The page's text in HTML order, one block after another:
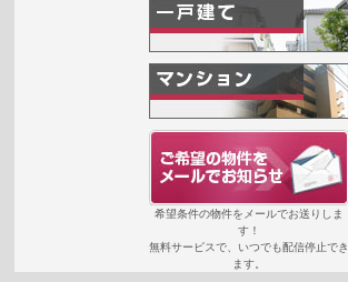
希望条件の物件をメールでお送りしま
す！
無料サービスで、いつでも配信停止でき
ます。